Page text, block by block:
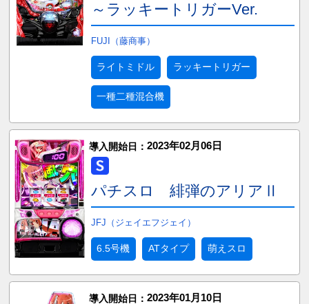
～ラッキートリガーVer.
FUJI（藤商事）
ライトミドル ラッキートリガー
一種二種混合機
導入開始日： 2023年02月06日
パチスロ 緋弾のアリアⅡ
JFJ（ジェイエフジェイ）
6.5号機 ATタイプ 萌えスロ
導入開始日： 2023年01月10日